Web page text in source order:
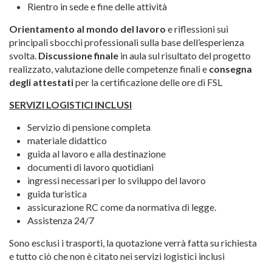
Rientro in sede e fine delle attività
Orientamento al mondo del lavoro e riflessioni sui
principali sbocchi professionali sulla base dell’esperienza
svolta. Discussione finale in aula sul risultato del progetto
realizzato, valutazione delle competenze finali e consegna
degli attestatiper la certificazione delle ore di FSL
SERVIZI LOGISTICI INCLUSI
Servizio di pensione completa
materiale didattico
guida al lavoro e alla destinazione
documenti di lavoro quotidiani
ingressi necessari per lo sviluppo del lavoro
guida turistica
assicurazione RC come da normativa di legge.
Assistenza 24/7
Sono esclusi i trasporti, la quotazione verrà fatta su richiesta
e tutto ciò che non è citato nei servizi logistici inclusi